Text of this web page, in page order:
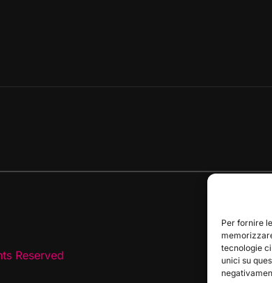
Per fornire
tecnologie
unici su
Reserved